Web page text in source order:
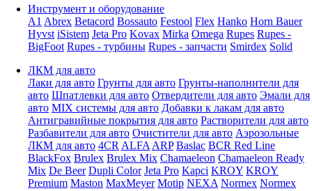
Инструмент и оборудование
A1 Abrex Betacord Bossauto Festool Flex Hanko Horn Bauer
Hyvst iSistem Jeta Pro Kovax Mirka Omega Rupes Rupes -
BigFoot Rupes - турбины Rupes - запчасти Smirdex Solid
ЛКМ для авто
Лаки для авто Грунты для авто Грунты-наполнители для
авто Шпатлевки для авто Отвердители для авто Эмали для
авто MIX системы для авто Добавки к лакам для авто
Антигравийные покрытия для авто Растворители для авто
Разбавители для авто Очистители для авто Аэрозольные
ЛКМ для авто 4CR ALFA ARP Baslac BCR Red Line
BlackFox Brulex Brulex Mix Chamaeleon Chamaeleon Ready
Mix De Beer Dupli Color Jeta Pro Kapci KROY KROY
Premium Maston MaxMeyer Motip NEXA Normex Normex